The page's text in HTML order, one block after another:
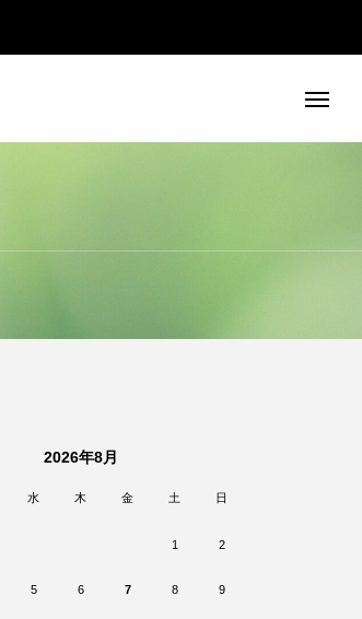
2026年8月
水 木 金 土 日
1 2
5 6 7 8 9